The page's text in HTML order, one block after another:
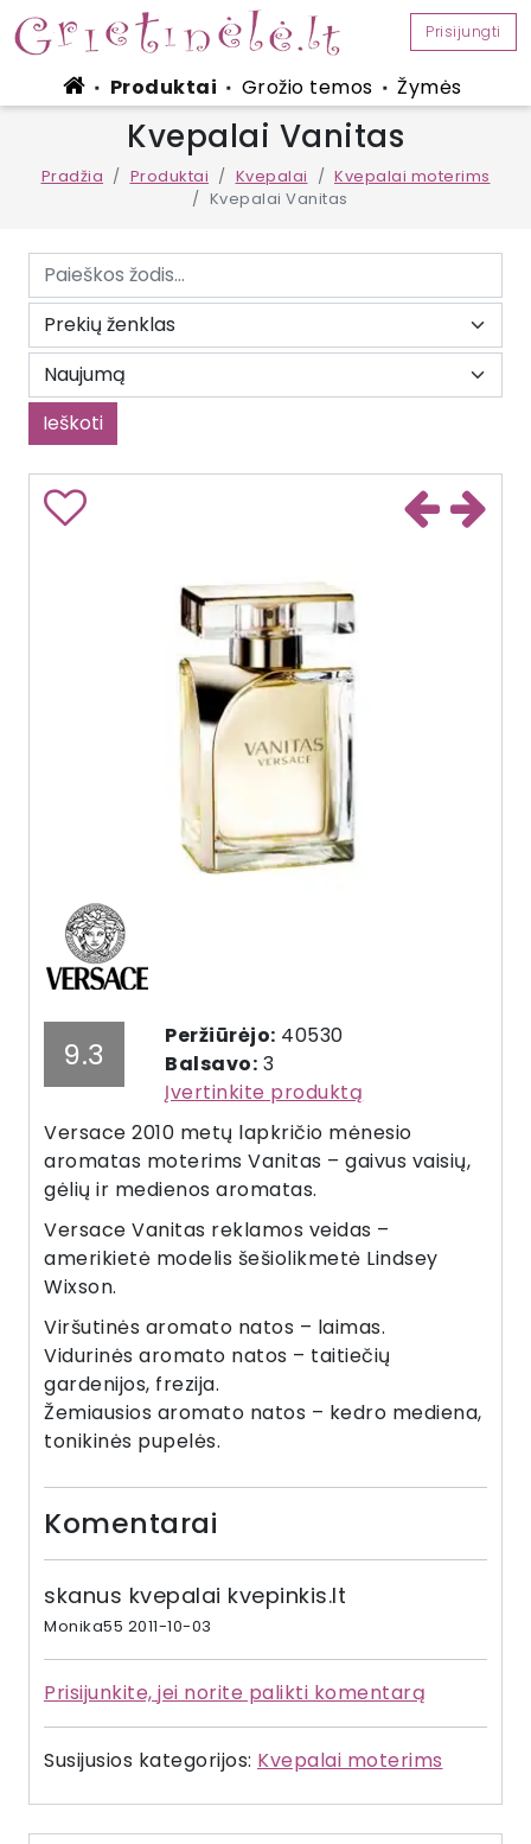
Prisijungti
■ Produktai ■ Grožio temos ■ Žymės
Kvepalai Vanitas
Pradžia Produktai Kvepalai
Kvepalai moterims
Kvepalai Vanitas
Ieškoti
9.3 Peržiūrėjo: 40530
Balsavo: 3
Įvertinkite produktą
Versace 2010 metų lapkričio mėnesio
aromatas moterims Vanitas – gaivus vaisių,
gėlių ir medienos aromatas.
Versace Vanitas reklamos veidas –
amerikietė modelis šešiolikmetė Lindsey
Wixson.
Viršutinės aromato natos – laimas.
Vidurinės aromato natos – taitiečių
gardenijos, frezija.
Žemiausios aromato natos – kedro mediena,
tonikinės pupelės.
Komentarai
skanus kvepalai kvepinkis.lt
Monika55 2011-10-03
Prisijunkite, jei norite palikti komentarą
Susijusios kategorijos: Kvepalai moterims